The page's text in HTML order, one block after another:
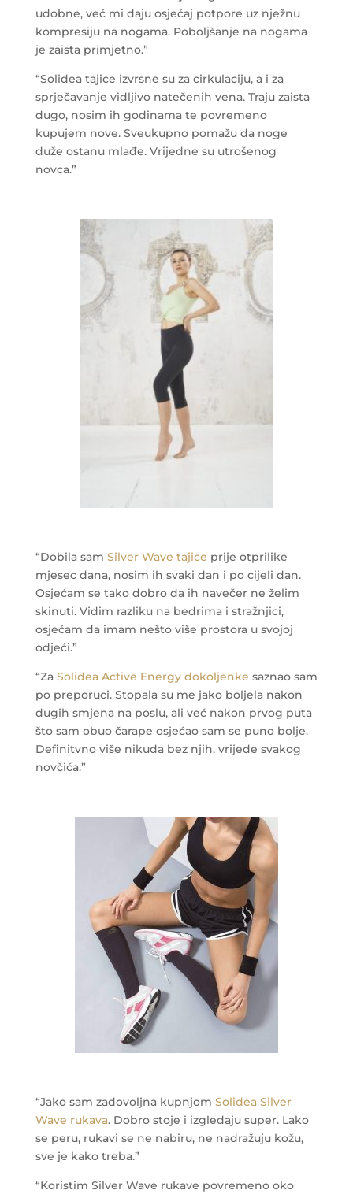
udobne, već mi daju osjećaj potpore uz nježnu
kompresiju na nogama. Poboljšanje na nogama
je zaista primjetno.”
“Solidea tajice izvrsne su za cirkulaciju, a i za
sprječavanje vidljivo natečenih vena. Traju zaista
dugo, nosim ih godinama te povremeno
kupujem nove. Sveukupno pomažu da noge
duže ostanu mlađe. Vrijedne su utrošenog
novca.”
“Dobila sam Silver Wave tajice prije otprilike
mjesec dana, nosim ih svaki dan i po cijeli dan.
Osjećam se tako dobro da ih navečer ne želim
skinuti. Vidim razliku na bedrima i stražnjici,
osjećam da imam nešto više prostora u svojoj
odjeći.”
“Za Solidea Active Energy dokoljenke saznao sam
po preporuci. Stopala su me jako boljela nakon
dugih smjena na poslu, ali već nakon prvog puta
što sam obuo čarape osjećao sam se puno bolje.
Definitvno više nikuda bez njih, vrijede svakog
novčića.”
“Jako sam zadovoljna kupnjom Solidea Silver
Wave rukava. Dobro stoje i izgledaju super. Lako
se peru, rukavi se ne nabiru, ne nadražuju kožu,
sve je kako treba.”
“Koristim Silver Wave rukave povremeno oko